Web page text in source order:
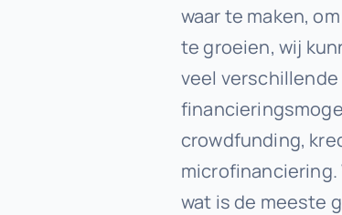
waar te maken,
te groeien, wij
veel verschillende
crowdfunding,
microfinanciering.
wat is de meeste